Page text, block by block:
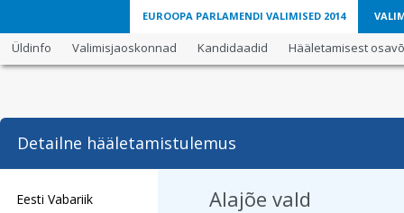
EUROOPA PARLAMENDI VALIMISED 2014
Üldinfo Valimisjaoskonnad Kandidaadid Hääletamisest
Detailne hääletamistulemus
Eesti Vabariik
Alajõe vald